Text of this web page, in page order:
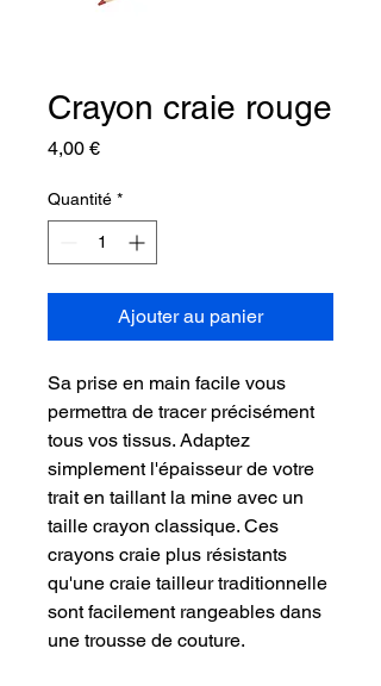
Crayon craie rouge
4,00 €Prix
Quantité *
Ajouter au panier
Sa prise en main facile vous
permettra de tracer précisément
tous vos tissus. Adaptez
simplement l'épaisseur de votre
trait en taillant la mine avec un
taille crayon classique. Ces
crayons craie plus résistants
qu'une craie tailleur traditionnelle
sont facilement rangeables dans
une trousse de couture.